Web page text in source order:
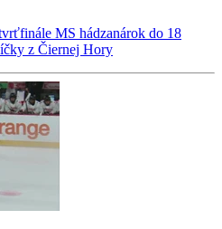
MS hádzanárok do 18
z Čiernej Hory